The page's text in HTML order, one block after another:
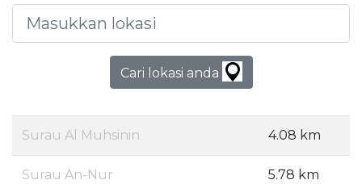
Cari lokasi anda
Surau Al Muhsinin 4.08 km
Surau An-Nur 5.78 km